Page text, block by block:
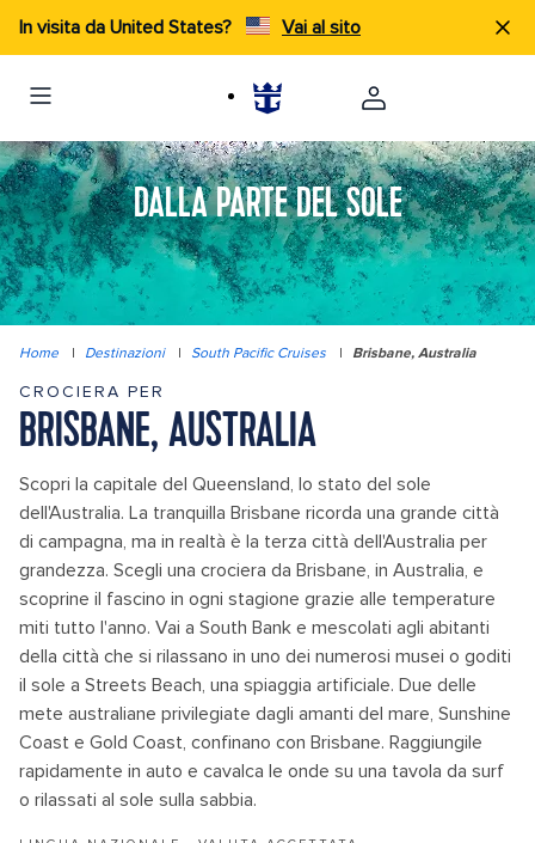
In visita da United States? Vai al sito
DALLA PARTE DEL SOLE
Home | Destinazioni | South Pacific Cruises | Brisbane, Australia
CROCIERA PER
BRISBANE, AUSTRALIA
Scopri la capitale del Queensland, lo stato del sole
dell'Australia. La tranquilla Brisbane ricorda una grande città
di campagna, ma in realtà è la terza città dell'Australia per
grandezza. Scegli una crociera da Brisbane, in Australia, e
scoprine il fascino in ogni stagione grazie alle temperature
miti tutto l'anno. Vai a South Bank e mescolati agli abitanti
della città che si rilassano in uno dei numerosi musei o goditi
il sole a Streets Beach, una spiaggia artificiale. Due delle
mete australiane privilegiate dagli amanti del mare, Sunshine
Coast e Gold Coast, confinano con Brisbane. Raggiungile
rapidamente in auto e cavalca le onde su una tavola da surf
o rilassati al sole sulla sabbia.